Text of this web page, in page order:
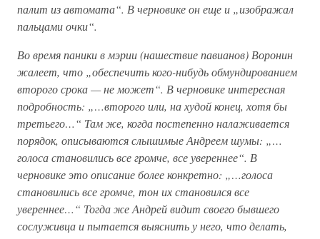
палит из автомата“. В черновике он еще и „изображал
пальцами очки“.
Во время паники в мэрии (нашествие павианов) Воронин
жалеет, что „обеспечить кого-нибудь обмундированием
второго срока — не может“. В черновике интересная
подробность: „…второго или, на худой конец, хотя бы
третьего…“ Там же, когда постепенно налаживается
порядок, описываются слышимые Андреем шумы: „…
голоса становились все громче, все увереннее“. В
черновике это описание более конкретно: „…голоса
становились все громче, тон их становился все
увереннее…“ Тогда же Андрей видит своего бывшего
сослуживца и пытается выяснить у него, что делать,